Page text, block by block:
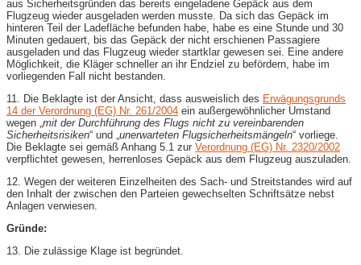
aus Sicherheitsgründen das bereits eingeladene Gepäck aus dem
Flugzeug wieder ausgeladen werden musste. Da sich das Gepäck im
hinteren Teil der Ladefläche befunden habe, habe es eine Stunde und 30
Minuten gedauert, bis das Gepäck der nicht erschienen Passagiere
ausgeladen und das Flugzeug wieder startklar gewesen sei. Eine andere
Möglichkeit, die Kläger schneller an ihr Endziel zu befördern, habe im
vorliegenden Fall nicht bestanden.
11. Die Beklagte ist der Ansicht, dass ausweislich des Erwägungsgrunds
14 der Verordnung (EG) Nr. 261/2004 ein außergewöhnlicher Umstand
wegen „ mit der Durchführung des Flugs nicht zu vereinbarenden
Sicherheitsrisiken“ und „ unerwarteten Flugsicherheitsmängeln“ vorliege.
Die Beklagte sei gemäß Anhang 5.1 zur Verordnung (EG) Nr. 2320/2002
verpflichtet gewesen, herrenloses Gepäck aus dem Flugzeug auszuladen.
12. Wegen der weiteren Einzelheiten des Sach- und Streitstandes wird auf
den Inhalt der zwischen den Parteien gewechselten Schriftsätze nebst
Anlagen verwiesen.
Gründe:
13. Die zulässige Klage ist begründet.